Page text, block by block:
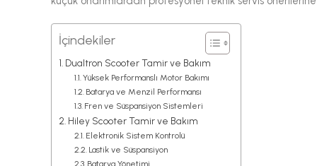
İçindekiler
Dualtron Scooter Tamir ve Bakım
Yüksek Performanslı Motor Bakımı
Batarya ve Menzil Performansı
Fren ve Süspansiyon Sistemleri
Hiley Scooter Tamir ve Bakım
Elektronik Sistem Kontrolü
Lastik ve Süspansiyon
Batarya Yönetimi